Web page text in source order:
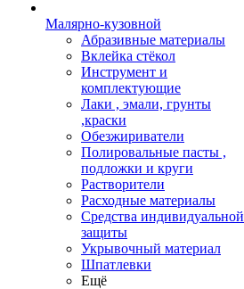
Малярно-кузовной
Абразивные материалы
Вклейка стёкол
Инструмент и
комплектующие
Лаки , эмали, грунты
,краски
Обезжириватели
Полировальные пасты ,
подложки и круги
Растворители
Расходные материалы
Средства индивидуальной
защиты
Укрывочный материал
Шпатлевки
Ещё